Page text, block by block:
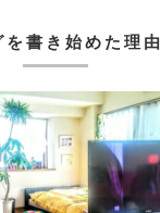
を書き始めた理由